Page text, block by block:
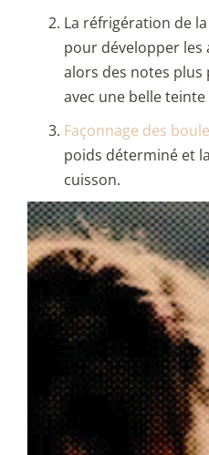
La réfrigération de
pour développer les
alors des notes
avec une belle
Façonnage des
poids déterminé et
cuisson.